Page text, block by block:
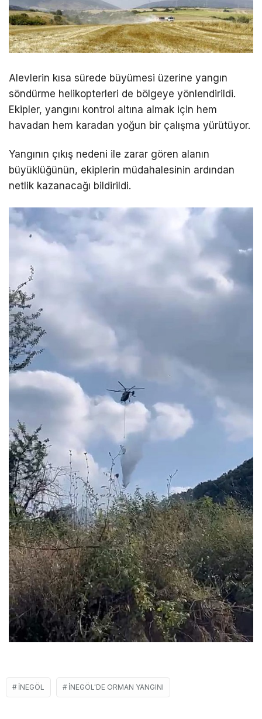
Alevlerin kısa sürede büyümesi üzerine yangın
söndürme helikopterleri de bölgeye yönlendirildi.
Ekipler, yangını kontrol altına almak için hem
havadan hem karadan yoğun bir çalışma yürütüyor.
Yangının çıkış nedeni ile zarar gören alanın
büyüklüğünün, ekiplerin müdahalesinin ardından
netlik kazanacağı bildirildi.
İNEGÖL İNEGÖL'DE ORMAN YANGINI